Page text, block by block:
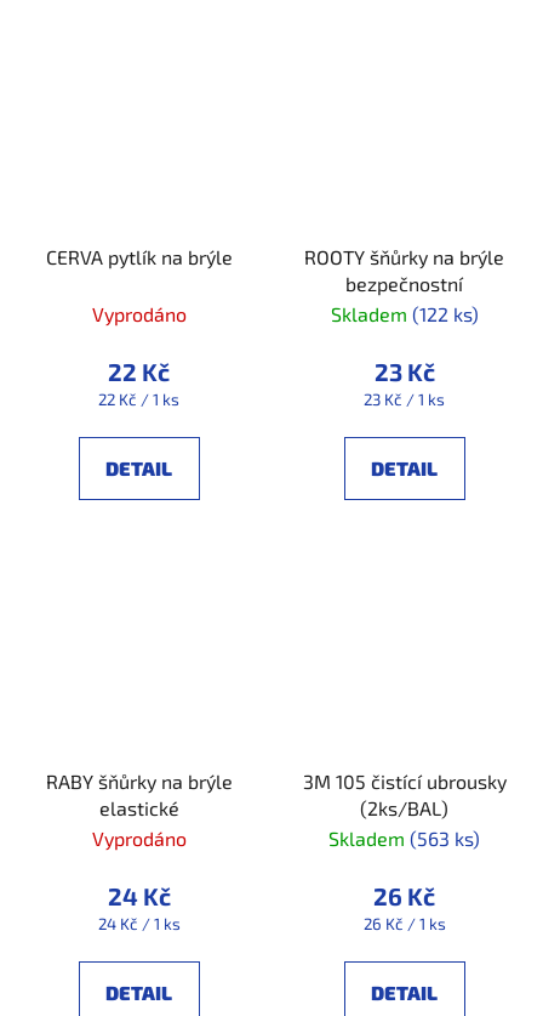
CERVA pytlík na brýle
Vyprodáno
22 Kč
Měrná
22 Kč / 1 ks
DETAIL
ROOTY šňůrky na brýle
bezpečnostní
Skladem (122 ks)
23 Kč
Měrná
23 Kč / 1 ks
DETAIL
RABY šňůrky na brýle
elastické
Vyprodáno
24 Kč
Měrná
24 Kč / 1 ks
DETAIL
3M 105 čistící ubrousky
(2ks/BAL)
Skladem (563 ks)
26 Kč
Měrná
26 Kč / 1 ks
DETAIL